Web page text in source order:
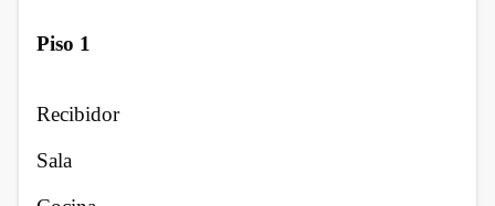
Piso 1
Recibidor
Sala